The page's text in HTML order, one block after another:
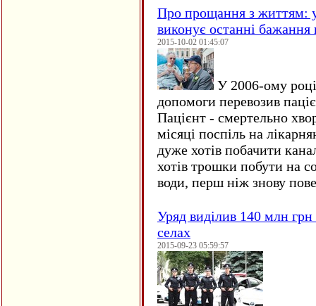
Про прощання з життям:
виконує останні
2015-10-02 01:45:07
У 2006-ому
допомоги перевозив
Пацієнт - смертельно
місяці поспіль на
дуже хотів побачити
хотів трошки побути на
води, перш ніж знову
Уряд виділив 140 млн
селах
2015-09-23 05:59:57